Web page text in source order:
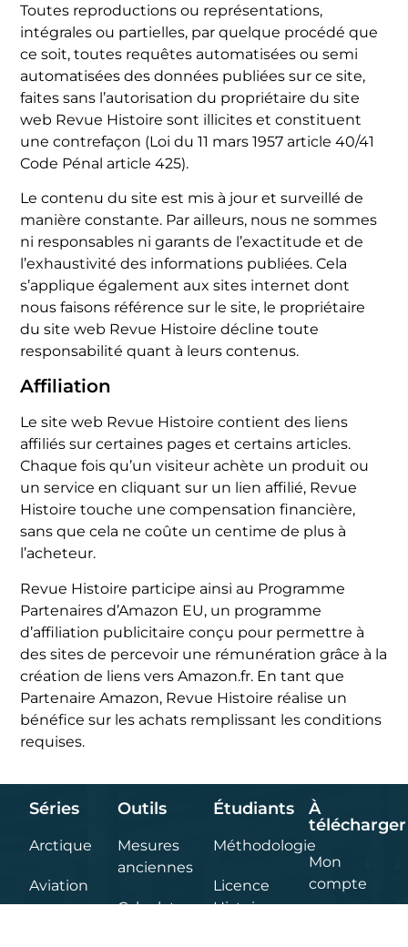
Toutes reproductions ou représentations,
intégrales ou partielles, par quelque procédé que
ce soit, toutes requêtes automatisées ou semi
automatisées des données publiées sur ce site,
faites sans l’autorisation du propriétaire du site
web Revue Histoire sont illicites et constituent
une contrefaçon (Loi du 11 mars 1957 article 40/41
Code Pénal article 425).
Le contenu du site est mis à jour et surveillé de
manière constante. Par ailleurs, nous ne sommes
ni responsables ni garants de l’exactitude et de
l’exhaustivité des informations publiées. Cela
s’applique également aux sites internet dont
nous faisons référence sur le site, le propriétaire
du site web Revue Histoire décline toute
responsabilité quant à leurs contenus.
Affiliation
Le site web Revue Histoire contient des liens
affiliés sur certaines pages et certains articles.
Chaque fois qu’un visiteur achète un produit ou
un service en cliquant sur un lien affilié, Revue
Histoire touche une compensation financière,
sans que cela ne coûte un centime de plus à
l’acheteur.
Revue Histoire participe ainsi au Programme
Partenaires d’Amazon EU, un programme
d’affiliation publicitaire conçu pour permettre à
des sites de percevoir une rémunération grâce à la
création de liens vers Amazon.fr. En tant que
Partenaire Amazon, Revue Histoire réalise un
bénéfice sur les achats remplissant les conditions
requises.
Séries
Arctique
Aviation
Outils
Mesures
anciennes
Calculateur
Étudiants
Méthodologie
Licence
Histoire
À
télécharger
Mon
compte